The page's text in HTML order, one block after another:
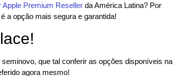
Apple Premium Reseller da América Latina? Por
a opção mais segura e garantida!
que tal conferir as opções disponíveis na
agora mesmo!